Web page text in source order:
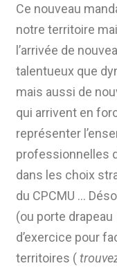
Ce nouveau
notre territoire
l’arrivée de
talentueux que
mais aussi de
qui arrivent en
représenter
professionnelles
dans les choix
du CPCMU …
(ou porte
d’exercice pour
territoires (